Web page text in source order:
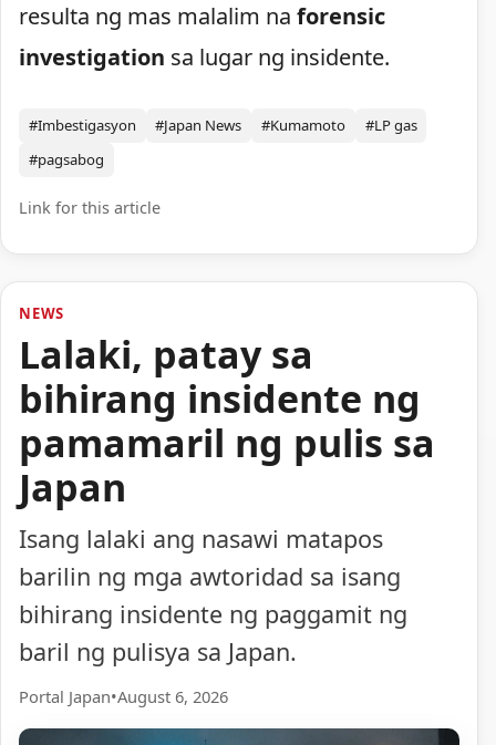
resulta ng mas malalim na forensic
investigation sa lugar ng insidente.
#Imbestigasyon #Japan News #Kumamoto
#LP gas
#pagsabog
Link for this article
NEWS
Lalaki, patay sa
bihirang insidente ng
pamamaril ng pulis sa
Japan
Isang lalaki ang nasawi matapos
barilin ng mga awtoridad sa isang
bihirang insidente ng paggamit ng
baril ng pulisya sa Japan.
Portal Japan•August 6, 2026